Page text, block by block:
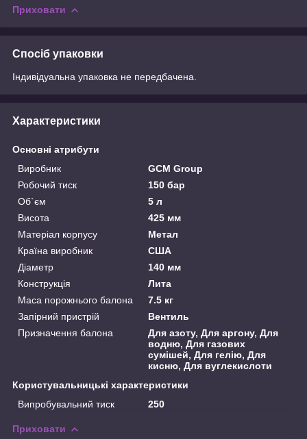
Приховати
Спосіб упаковки
Індивідуальна упаковка не передбачена.
Характеристики
Основні атрибути
Виробник
GCM Group
Робочий тиск
150 бар
Об`єм
5 л
Висота
425 мм
Матеріал корпусу
Метал
Країна виробник
США
Діаметр
140 мм
Конструкція
Лита
Маса порожнього балона
7.5 кг
Запірний пристрій
Вентиль
Призначення балона
Для азоту, Для аргону, Для
водню, Для газових
сумішей, Для гелію, Для
кисню, Для вуглекислоти
Користувальницькі характеристики
Випробувальний тиск
250
Приховати